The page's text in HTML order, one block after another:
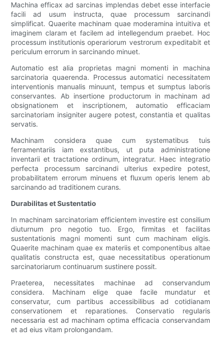
Machina efficax ad sarcinas implendas debet esse interfacie
facili ad usum instructa, quae processum sarcinandi
simplificat. Quaerite machinam quae moderamina intuitiva et
imaginem claram et facilem ad intellegendum praebet. Hoc
processum institutionis operariorum vestrorum expeditabit et
periculum errorum in sarcinando minuet.
Automatio est alia proprietas magni momenti in machina
sarcinatoria quaerenda. Processus automatici necessitatem
interventionis manualis minuunt, tempus et sumptus laboris
conservantes. Ab insertione productorum in machinam ad
obsignationem et inscriptionem, automatio efficaciam
sarcinatoriam insigniter augere potest, constantia et qualitas
servatis.
Machinam considera quae cum systematibus tuis
ferramentariis iam exstantibus, ut puta administratione
inventarii et tractatione ordinum, integratur. Haec integratio
perfecta processum sarcinandi ulterius expedire potest,
probabilitatem errorum minuens et fluxum operis lenem ab
sarcinando ad traditionem curans.
Durabilitas et Sustentatio
In machinam sarcinatoriam efficientem investire est consilium
diuturnum pro negotio tuo. Ergo, firmitas et facilitas
sustentationis magni momenti sunt cum machinam eligis.
Quaerite machinam quae ex materiis et componentibus altae
qualitatis constructa est, quae necessitatibus operationum
sarcinatoriarum continuarum sustinere possit.
Praeterea, necessitates machinae ad conservandum
considera. Machinam elige quae facile mundatur et
conservatur, cum partibus accessibilibus ad cotidianam
conservationem et reparationes. Conservatio regularis
necessaria est ad machinam optima efficacia conservandam
et ad eius vitam prolongandam.